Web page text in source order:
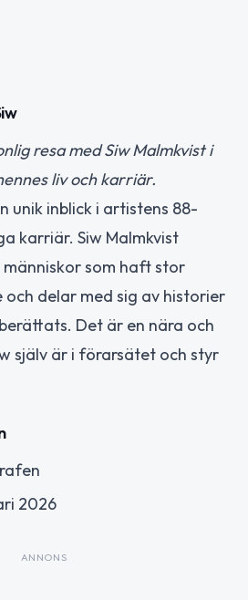
resa med Siw Malmkvist i
liv och karriär.
unik inblick i artistens 88-
karriär. Siw Malmkvist
som haft stor
delar med sig av historier
Det är en nära och
själv är i förarsätet och styr
2026
ANNONS